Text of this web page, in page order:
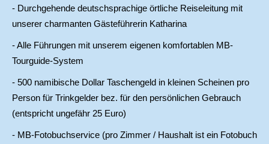
- Durchgehende deutschsprachige örtliche Reiseleitung mit
unserer charmanten Gästeführerin Katharina
- Alle Führungen mit unserem eigenen komfortablen MB-
Tourguide-System
- 500 namibische Dollar Taschengeld in kleinen Scheinen pro
Person für Trinkgelder bez. für den persönlichen Gebrauch
(entspricht ungefähr 25 Euro)
- MB-Fotobuchservice (pro Zimmer / Haushalt ist ein Fotobuch